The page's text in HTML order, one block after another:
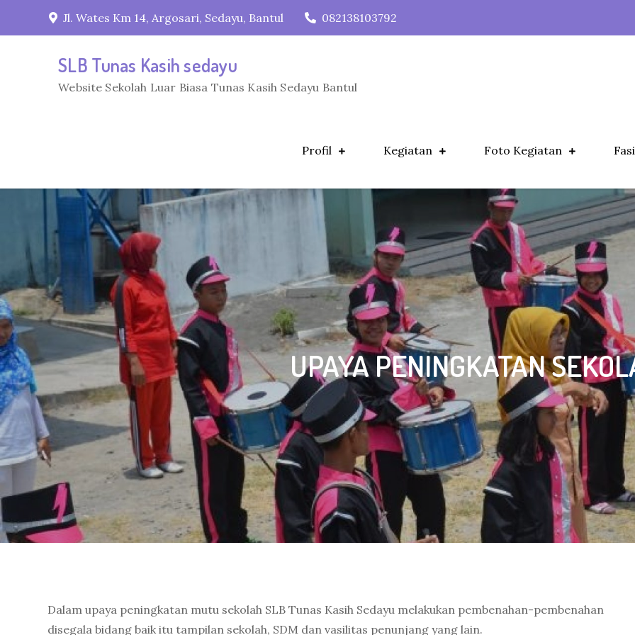
Jl. Wates Km 14, Argosari, Sedayu, Bantul 082138103792
SLB Tunas Kasih sedayu
Website Sekolah Luar Biasa Tunas Kasih Sedayu Bantul
Profil Kegiatan Foto Kegiatan
UPAYA PENINGKATAN
Dalam upaya peningkatan mutu sekolah SLB Tunas Kasih Sedayu melakukan pembenahan-pembenahan
disegala bidang baik itu tampilan sekolah, SDM dan vasilitas penunjang yang lain.